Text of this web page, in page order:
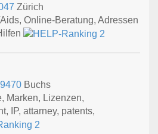
Zürich
Online-Beratung, Adressen
9470 Buchs
Marken, Lizenzen,
IP, attarney, patents,